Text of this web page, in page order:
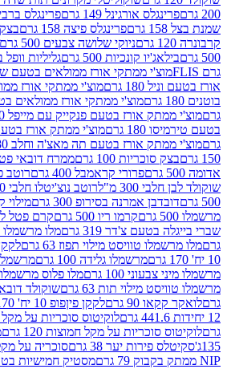
אורגינל 149 גרם
פרינגלס ברביקיו 158 גרם
פרינגלס פיצה 158 גרם
בצקניות אורז
ניוקי שלושה צבעים 500 גרם
מיני ניוקי 500 גרם
קונכיות 500 גרם
ממתקי אורז ממולאים בטעם שוקולד 180 גרם
גרם
מוצ'י ממתקי אורז ממולאים
אורז בטעם פנקייק עם מייפל 180 גרם
גרם
אורז בטעם תה מאצ'ה וחלב 180 גרם
סוכריות 100 גרם
ממרח דובאי פטל חלבי 500 גרם
פרורי קראמבל 400 גרם
רוטב פירות יער 300 מ"ל
300 מ"ל
רוטב נוצ'יטלו חלבי 300 מ"ל
אמרנה בסירופ 300 גרם
מילוי קינמון 500 גרם
קרמו ריו 500 גרם
קרם פטל למילוי מקרון 500 ג'
צ'דר 319 גרם
טוויסט מילוי תפוז 63 גרם
לקקן פיןפופ-
מרשמלו גלידה 100 גרם
מרשמלו גלידה 25 גרם
100 גרם
מלו פלוס מרשמלו מיני ורוד לבן 100
מילוי תות 63 גרם
שוקולד דובאי 60 גרם
90 גרם
לקקן פיןפופ 10 יח' 170 גרם
על מקל חמוצות 120 גרם
מארס
פירות יער 38 גרם
סוכריה על מקל בטעמים 22 גרם
מסטיק חמישיות בטעמים 21.5 גרם